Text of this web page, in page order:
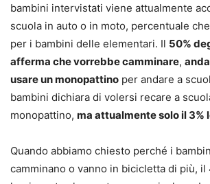
bambini intervistati viene attualmente
scuola in auto o in moto, percentuale
per i bambini delle elementari. Il 50%
afferma che vorrebbe camminare,
usare un monopattino per andare a
bambini dichiara di volersi recare a
monopattino, ma attualmente solo il 3%
Quando abbiamo chiesto perché i
camminano o vanno in bicicletta di più, il